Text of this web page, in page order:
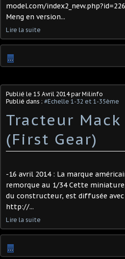
model.com/
Meng en version...
Lire la suite
…
Publié le 15 Avril 2014par Milinfo
Publié dans : #Echelle 1-32 et 1-35ème
Tracteur
(First Gear)
-16 avril 2014 : La marque
remorque au 1/34 Cette
du constructeur, est diffusée avec
http://...
Lire la suite
…